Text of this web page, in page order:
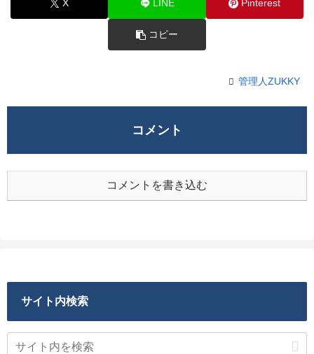
X LINE Pinterest
コピー
管理人ZUKKY
コメント
コメントを書き込む
サイト内検索